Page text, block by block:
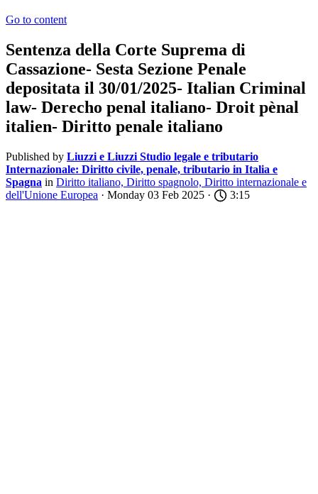
Go to content
Sentenza della Corte Suprema di
Cassazione- Sesta Sezione Penale
depositata il 30/01/2025- Italian Criminal
law- Derecho penal italiano- Droit pènal
italien- Diritto penale italiano
Published by Liuzzi e Liuzzi Studio legale e tributario
Internazionale: Diritto civile, penale, tributario in Italia e
Spagna in Diritto italiano, Diritto spagnolo, Diritto internazionale e
dell'Unione Europea · Monday 03 Feb 2025 · 3:15